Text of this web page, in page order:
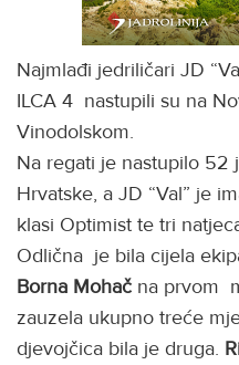
Najmlađi jedriličari JD
ILCA 4 nastupili su na
Vinodolskom.
Na regati je nastupilo 52
Hrvatske, a JD “Val” je
klasi Optimist te tri
Odlična je bila cijela
Borna Mohač na prvom
zauzela ukupno treće
djevojčica bila je druga.